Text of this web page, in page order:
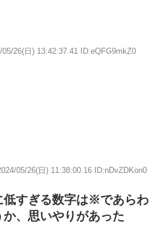
05/26(日) 13:42:37.41 ID:eQFG9mkZ0
05/26(日) 11:38:00.16 ID:nDvZDKon0
低すぎる数字は※であらわ
、思いやりがあった